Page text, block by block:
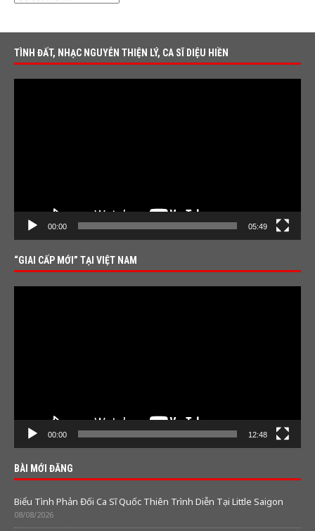
TÌNH ĐẤT, NHẠC NGUYỄN THIỆN LÝ, CA SĨ DIỆU HIỀN
00:00 05:49
“GIAI CẤP MỚI” TẠI VIỆT NAM
00:00 12:48
BÀI MỚI ĐĂNG
Biểu Tình Phản Đối Ca Sĩ Quốc Thiên Trình Diễn Tại Little Saigon
08/08/2026